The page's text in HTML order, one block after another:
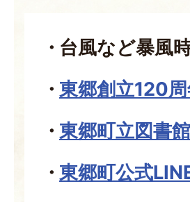
台風など暴風
東郷創立120
東郷町立図書
東郷町公式